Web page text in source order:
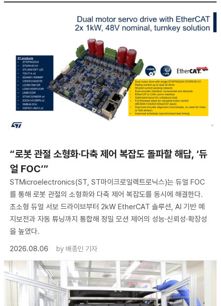
“로봇 관절 소형화·다축 제어 복잡도 돌파할 해답, ‘듀
얼 FOC’”
STMicroelectronics(ST, ST마이크로일렉트로닉스)는 듀얼 FOC
를 통해 로봇 관절의 소형화와 다축 제어 복잡도를 동시에 해결한다.
초소형 듀얼 서보 드라이브부터 2kW EtherCAT 솔루션, AI 기반 예
지보전과 자동 튜닝까지 통합해 정밀 모션 제어의 성능·신뢰성·확장성
을 높였다.
2026.08.06
by 배종인 기자